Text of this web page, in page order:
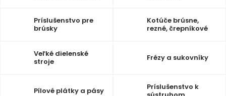
Značky
Servis náradia Hodnotenie obchodu
Príslušenstvo pre
brúsky
Kotúče brúsne,
rezné, črepníkové
Veľké dielenské
stroje
Frézy a sukovníky
Pílové plátky a pásy
Príslušenstvo k